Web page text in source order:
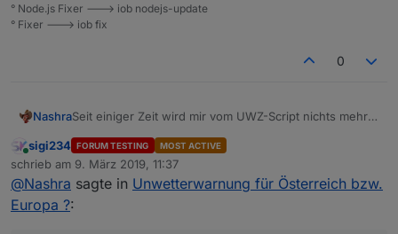
var warncellid = [ 'UWZAT00928'];
var UWZTypesArray=["n/a","unbekannt","Sturm/
° Node.js Fixer ---> iob nodejs-update
° Fixer ---> iob fix
0
NashraSeit einiger Zeit wird mir vom UWZ-Script nichts mehr
Unwetterwarnungen raus
aber hier bei mir tut sich gar nichts. Hat das sonst noch
jemand hier.
Online
sigi234 FORUM TESTING MOST ACTIVE
schrieb am 9. März 2019, 11:37
zuletzt editiert von
@Nashra sagte in Unwetterwarnung für Österreich bzw.
Europa ?: